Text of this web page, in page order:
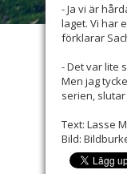
- Ja vi är
laget. Vi har
förklarar
- Det var lite
Men jag
serien,
Text: Lasse
Bild: